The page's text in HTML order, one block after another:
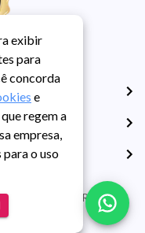
reservados. CRECI RS -
0001-30
exibir
para
concorda
e
que regem a
empresa,
o uso